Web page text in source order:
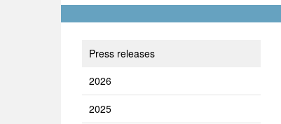
Press releases
2026
2025